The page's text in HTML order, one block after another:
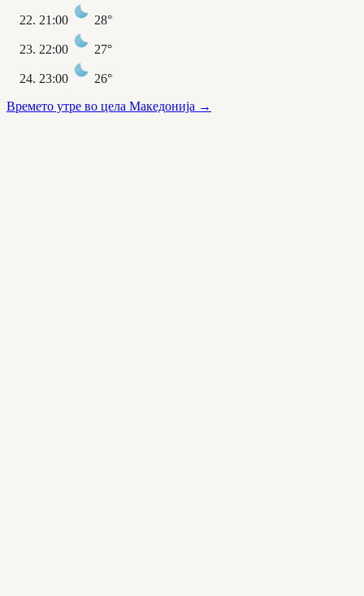
21:00 28°
22:00 27°
23:00
26°
Времето утре во цела Македонија →